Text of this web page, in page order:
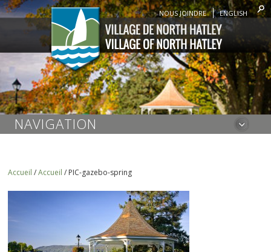
NOUS JOINDRE ENGLISH
NAVIGATION
Accueil /Accueil / PIC-gazebo-spring